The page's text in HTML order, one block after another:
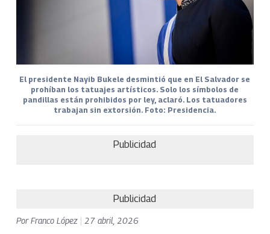
El presidente Nayib Bukele desmintió que en El Salvador se
prohíban los tatuajes artísticos. Solo los símbolos de
pandillas están prohibidos por ley, aclaró. Los tatuadores
trabajan sin extorsión. Foto: Presidencia.
Publicidad
Publicidad
PorFranco López 27 abril, 2026